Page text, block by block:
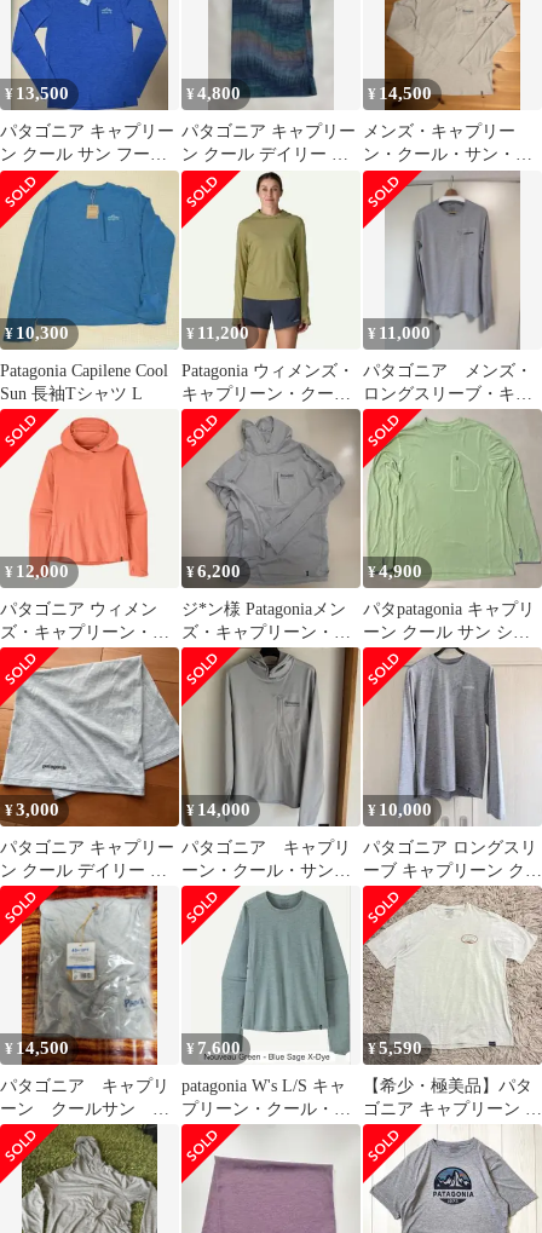
¥ 13,500
パタゴニア キャプリー
ン クール サン フーデ
ィ クラウド クラッグ
クレスト
¥4,800
パタゴニア キャプリー
ン クール デイリー サ
ン マスク 総柄 ネック
ゲイター
¥ 14,500
メンズ・キャプリー
ン・クール・サン・フ
ーディ サンフーディ
CGSX
¥ 10,300
Patagonia Capilene Cool
Sun 長袖Tシャツ L
¥ 11,200
Patagonia ウィメンズ・
キャプリーン・クー
ル・サン・フーディS
¥ 11,000
パタゴニア メンズ・
ロングスリーブ・キャ
プリーン・クール・サ
ン・シャツ Mサイズ
¥ 12,000
パタゴニア ウィメン
ズ・キャプリーン・ク
ール・サン・フーディ
¥6,200
ジ*ン様 Patagoniaメン
ズ・キャプリーン・ク
ール・サン・フーディ
¥4,900
パタpatagonia キャプリ
ーン クール サン シャ
ツ 長袖登山 UVカット
¥3,000
パタゴニア キャプリー
ン クール デイリー サ
ン マスク 登山 ランニ
ング
¥ 14,000
パタゴニア キャプリ
ーン・クール・サン・
フーディ Crisp Grey S
サイズ
¥ 10,000
パタゴニア ロングスリ
ーブ キャプリーン クー
ル サン シャツ(サイ
ズ:S)
¥ 14,500
パタゴニア キャプリ
ーン クールサン フ
ーディー
¥ 7,600
patagonia W's L/S キャ
プリーン・クール・サ
ン・シャツ S
¥5,590
【希少・極美品】パタ
ゴニア キャプリーン ク
ールデイリー M